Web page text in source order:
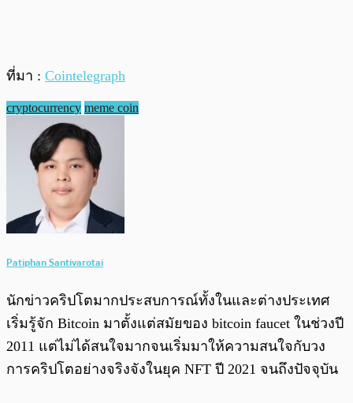
ที่มา : Cointelegraph
cryptocurrency meme coin
Patiphan Santivarotai
นักข่าวคริปโตมากประสบการณ์ทั้งในและต่างประเทศ
เริ่มรู้จัก Bitcoin มาตั้งแต่สมัยของ bitcoin faucet ในช่วงปี
2011 แต่ไม่ได้สนใจมากจนเริ่มมาให้ความสนใจกับวง
การคริปโตอย่างจริงจังในยุค NFT ปี 2021 จนถึงปัจจุบัน